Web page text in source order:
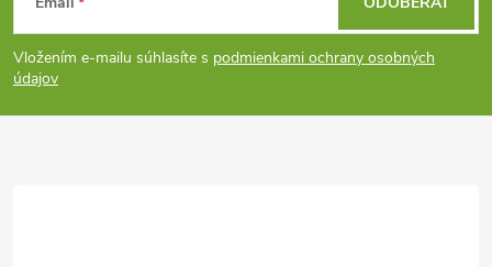
á
p
Vložením e-mailu súhlasíte s podmienkami ochrany osobných
údajov